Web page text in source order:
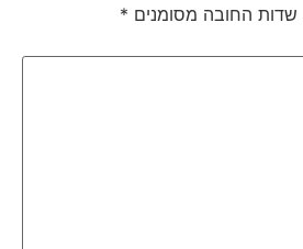
שדות החובה מסומנים *